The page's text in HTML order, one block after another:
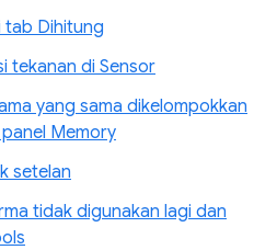
tab Dihitung
tekanan di Sensor
yang sama dikelompokkan
Memory
setelan
tidak digunakan lagi dan